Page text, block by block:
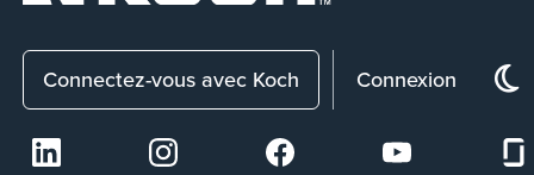
Connectez-vous avec Koch Connexion